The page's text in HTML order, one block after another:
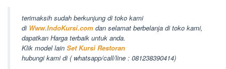
terimaksih sudah berkunjung di toko kami
di Www.IndoKursi.com dan selamat berbelanja di toko kami,
dapatkan Harga terbaik untuk anda.
Klik model lain Set Kursi Restoran
hubungi kami di ( whatsapp/call/line : 081238390414)